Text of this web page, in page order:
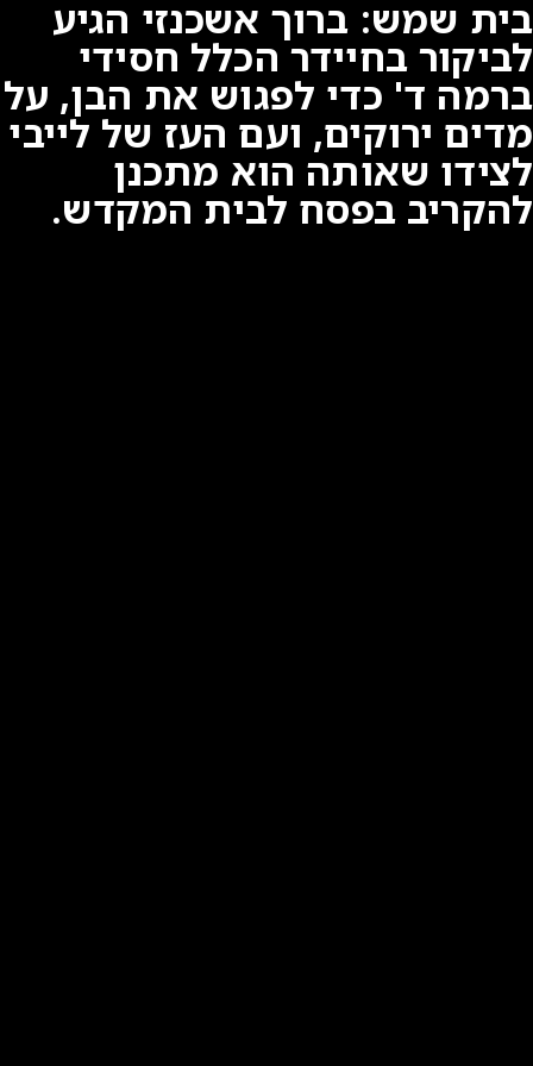
בית שמש: ברוך אשכנזי הגיע
לביקור בחיידר הכלל חסידי
ברמה ד' כדי לפגוש את הבן, על
מדים ירוקים, ועם העז של לייבי
לצידו שאותה הוא מתכנן
להקריב בפסח לבית המקדש.